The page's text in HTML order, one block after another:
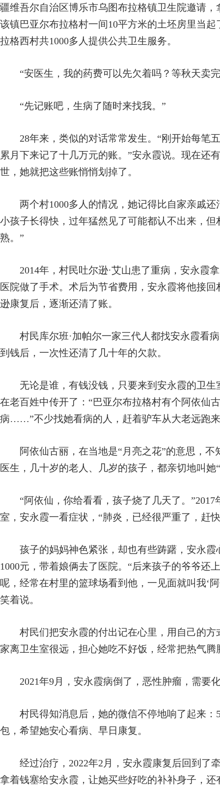
疆维吾尔自治区博乐市乌图布拉格镇卫生院邀请
该镇巴亚尔布拉格村一间10平方米的土坯房里当
拉格西村共1000多人提供公共卫生服务。
“安医生，我的药费可以先欠着吗？等秋天卖完
“先记账吧，生病了随时来找我。”
28年来，类似的对话常常发生。“刚开始每笔
累月下来记了十几万元的账。”安永霞说。现在还
世，她就把这些账悄悄划掉了。
两个村1000多人的情况，她记得比自家亲戚还
小孩子长得快，过年猛然见了可能都认不出来，
熟。”
2014年，村民吐尔逊·艾山患了重病，安永霞
医院做了手术。术后为节省费用，安永霞将他接
逊康复后，逐渐还清了账。
村民库尔班·加帕尔一家三代人都找安永霞看病
到钱后，一次性还清了几十年的欠款。
无论是谁，有钱没钱，只要来到安永霞的卫生
在老百姓中传开了：“巴亚尔布拉格村有个阿依仙
病……”不少找她看病的人，赶着驴车从大老远跑
阿依仙古丽，在当地是“月亮之花”的意思，不
医生，几十岁的老人、几岁的孩子，都亲切地叫她
“阿依仙，你给看看，孩子烧了几天了。”2017
室，安永霞一看症状，“肺炎，已经很严重了，赶
孩子的妈妈神色紧张，却也有些踌躇，安永霞
1000元，带着娘俩去了医院。“后来孩子的爷爷还
呢，经常在村里的篮球场看到他，一见面就叫我‘
笑着说。
村民们把安永霞的付出记在心里，用自己的方
家离卫生室很远，担心她吃不好饭，经常把热气
2021年9月，安永霞病倒了，恶性肿瘤，需要
村民得知消息后，她的微信不停地响了起来：
包，希望她安心看病、早日康复。
经过治疗，2022年2月，安永霞康复后回到了
拿着钱塞给安永霞，让她买些好吃的补补身子，